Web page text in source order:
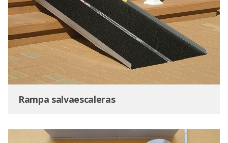
Rampa salvaescaleras